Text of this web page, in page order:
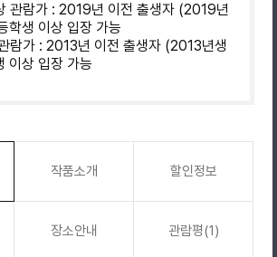
관람가 : 2019년 이전 출생자 (2019년
학생 이상 입장 가능
람가 : 2013년 이전 출생자 (2013년생
이상 입장 가능
작품소개 할인정보
장소안내 관람평(1)